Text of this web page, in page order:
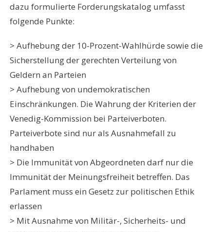
dazu formulierte Forderungskatalog umfasst
folgende Punkte:
> Aufhebung der 10-Prozent-Wahlhürde sowie die
Sicherstellung der gerechten Verteilung von
Geldern an Parteien
> Aufhebung von undemokratischen
Einschränkungen. Die Wahrung der Kriterien der
Venedig-Kommission bei Parteiverboten.
Parteiverbote sind nur als Ausnahmefall zu
handhaben
> Die Immunität von Abgeordneten darf nur die
Immunität der Meinungsfreiheit betreffen. Das
Parlament muss ein Gesetz zur politischen Ethik
erlassen
> Mit Ausnahme von Militär-, Sicherheits- und